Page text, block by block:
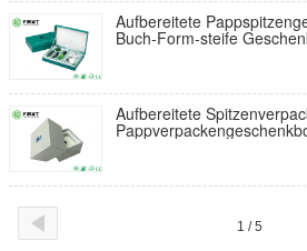
Aufbereitete
Buch-Form-steife
Aufbereitete
1 / 5